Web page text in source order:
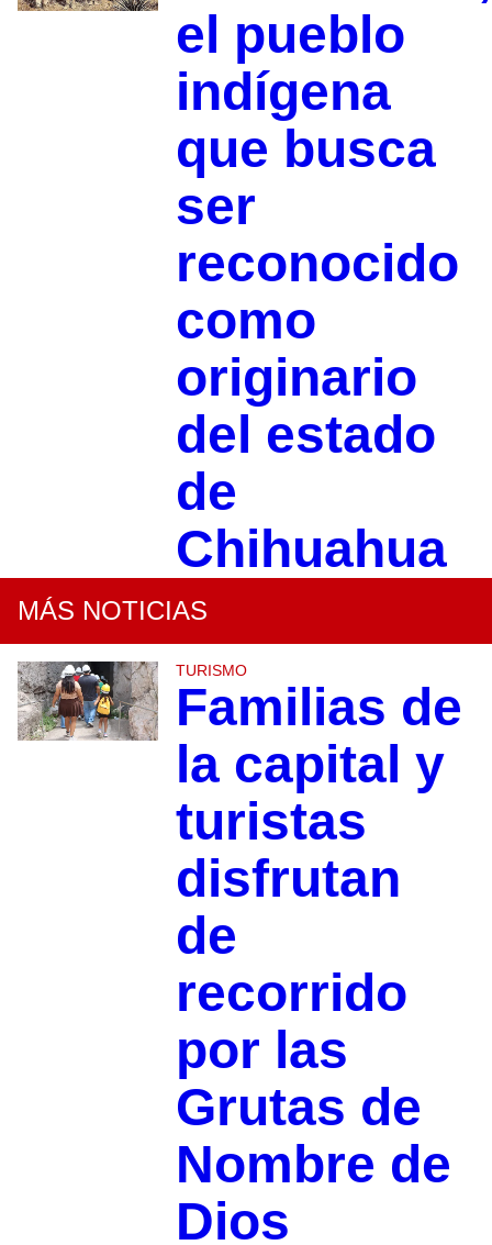
el pueblo
indígena
que busca
ser
reconocido
como
originario
del estado
de
Chihuahua
MÁS NOTICIAS
TURISMO
Familias de
la capital y
turistas
disfrutan
de
recorrido
por las
Grutas de
Nombre de
Dios